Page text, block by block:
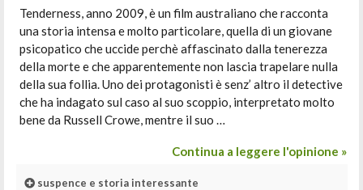
Tenderness, anno 2009, è un film australiano che racconta
una storia intensa e molto particolare, quella di un giovane
psicopatico che uccide perchè affascinato dalla tenerezza
della morte e che apparentemente non lascia trapelare nulla
della sua follia. Uno dei protagonisti è senz’ altro il detective
che ha indagato sul caso al suo scoppio, interpretato molto
bene da Russell Crowe, mentre il suo …
Continua a leggere l'opinione »
suspence e storia interessante